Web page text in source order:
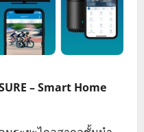
– Smart Home